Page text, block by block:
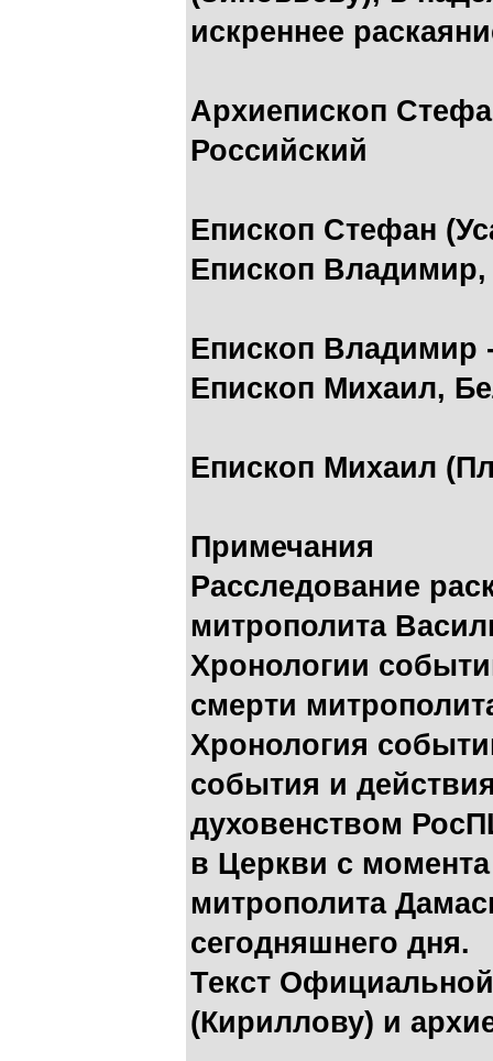
искреннее
Архиепископ
Российский
Епископ Стефан
Епископ Владимир,
Епископ Владимир
Епископ Михаил,
Епископ Михаил
Примечания
Расследование
митрополита
Хронологии
смерти
Хронология
события и
духовенством
в Церкви с
митрополита
сегодняшнего дня.
Текст
(Кириллову) и